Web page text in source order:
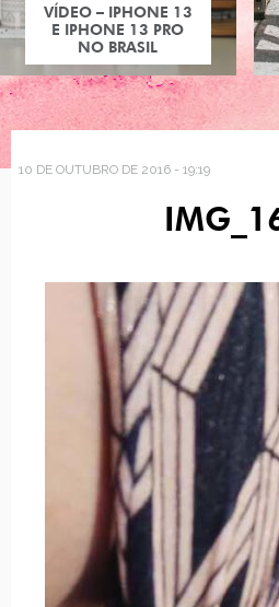
VÍDEO – IPHONE 13
E IPHONE 13 PRO
NO BRASIL
10 DE OUTUBRO DE 2016 - 19:19